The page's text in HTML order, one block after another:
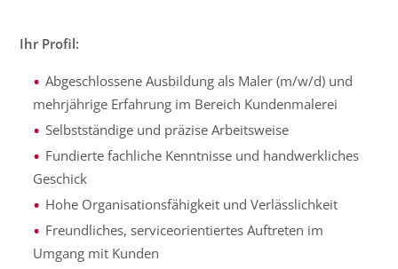
Ihr Profil:
Abgeschlossene Ausbildung als Maler (m/w/d) und
mehrjährige Erfahrung im Bereich Kundenmalerei
Selbstständige und präzise Arbeitsweise
Fundierte fachliche Kenntnisse und handwerkliches
Geschick
Hohe Organisationsfähigkeit und Verlässlichkeit
Freundliches, serviceorientiertes Auftreten im
Umgang mit Kunden